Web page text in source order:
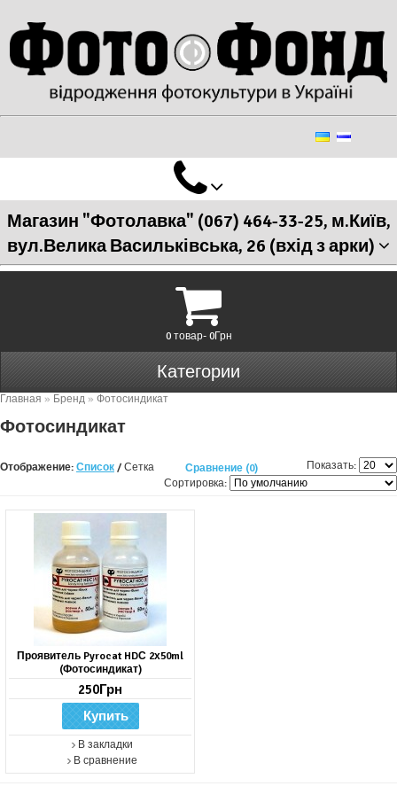
Магазин "Фотолавка" (067) 464-33-25, м.Київ,
вул.Велика Васильківська, 26 (вхід з арки)
0 товар- 0Грн
Категории
Главная » Бренд » Фотосиндикат
Фотосиндикат
Отображение: Список / Сетка Сравнение (0)
Показать:
Сортировка:
Проявитель Pyrocat HDС 2х50ml
(Фотосиндикат)
250Грн
В закладки
В сравнение